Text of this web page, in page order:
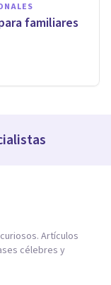
familiares
Artículos
célebres y